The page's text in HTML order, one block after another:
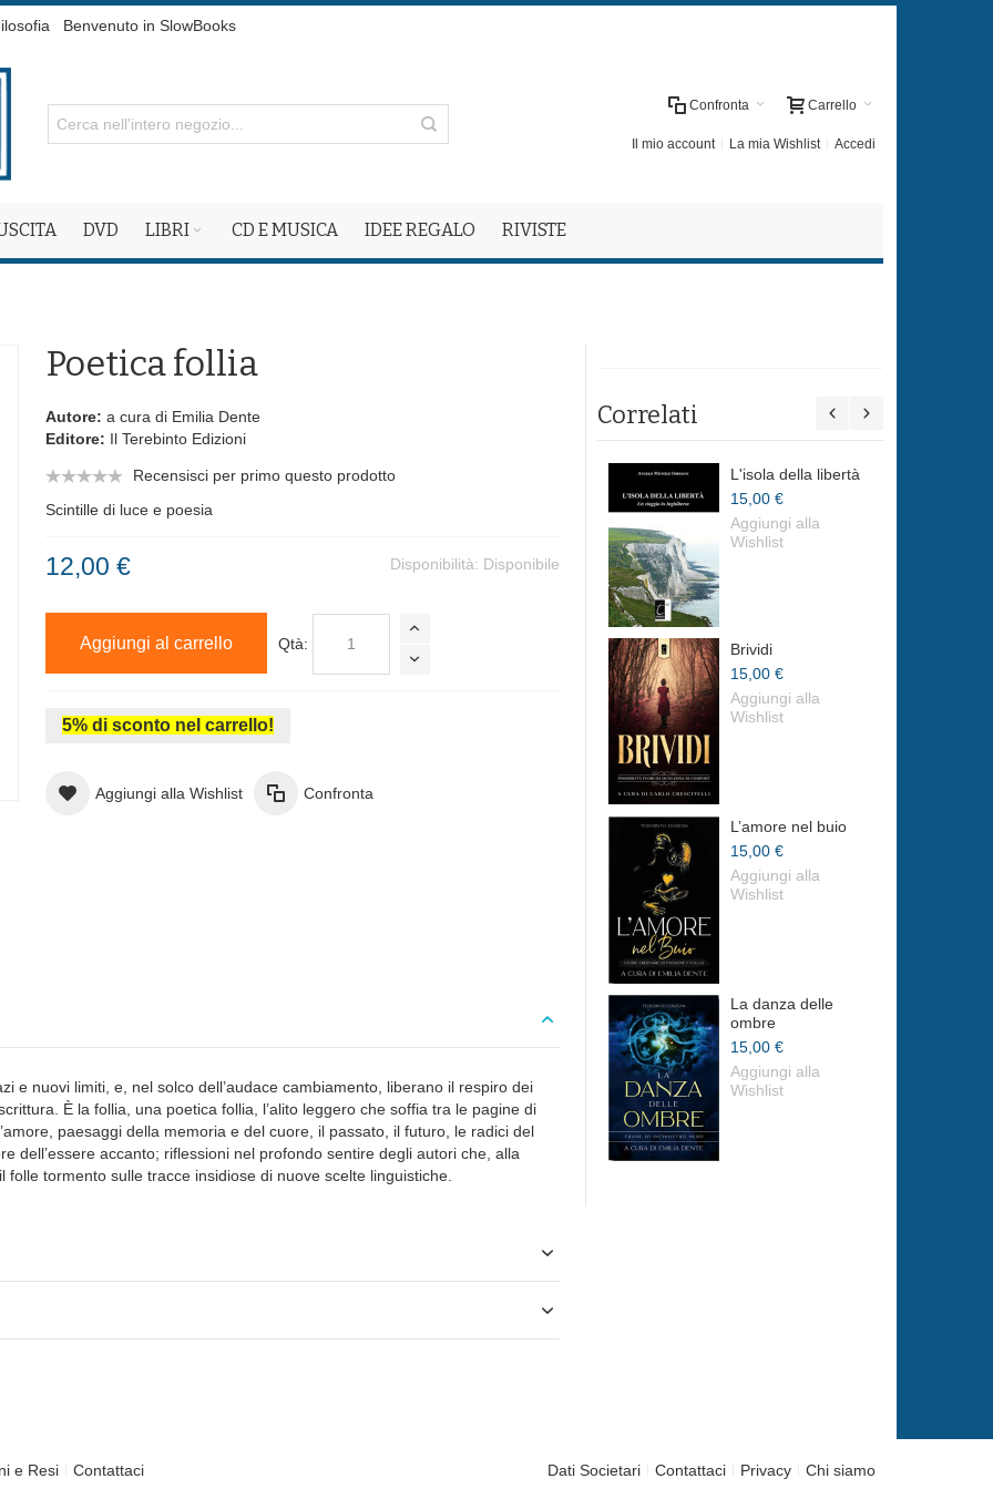
Benvenuto in SlowBooks
Carrello
Confronta
Il mio account La mia Wishlist Accedi
DVD LIBRI CD E MUSICA IDEE REGALO RIVISTE
Poetica follia
Autore: a cura di Emilia Dente
Editore: Il Terebinto Edizioni
Recensisci per primo questo prodotto
Scintille di luce e poesia
Disponibilità: Disponibile
12,00 €
Qtà:
Aggiungi al carrello
5% di sconto nel carrello!
Aggiungi alla Wishlist Confronta
Correlati
L'isola della libertà
15,00 €
Aggiungi alla
Wishlist
Brividi
15,00 €
Aggiungi alla
Wishlist
L’amore nel buio
15,00 €
Aggiungi alla
Wishlist
La danza delle
ombre
15,00 €
Aggiungi alla
Wishlist
e nuovi limiti, e, nel solco dell’audace cambiamento, liberano il respiro dei
È la follia, una poetica follia, l’alito leggero che soffia tra le pagine di
paesaggi della memoria e del cuore, il passato, il futuro, le radici del
dell’essere accanto; riflessioni nel profondo sentire degli autori che, alla
tormento sulle tracce insidiose di nuove scelte linguistiche.
e Resi Contattaci Dati Societari Contattaci Privacy Chi siamo